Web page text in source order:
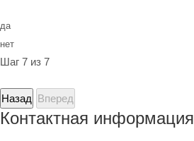
да
нет
Шаг 7 из 7
Назад Вперед
Контактная информация